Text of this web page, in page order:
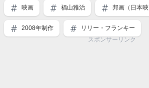
映画 福山雅治 邦画（日本映
2008年制作
リリー・フランキー
スポンサーリンク